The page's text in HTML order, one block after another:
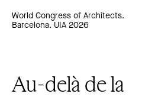
World Congress of Architects.
Barcelona. UIA 2026
Au-delà de la